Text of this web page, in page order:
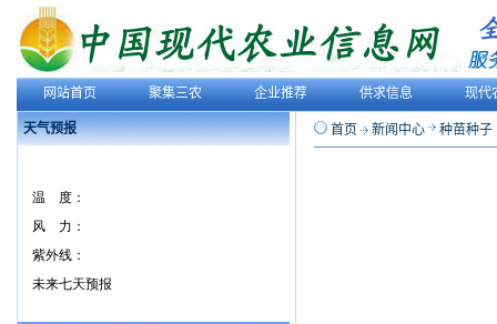
网站首页 聚集三农 企业推荐 供求信息 现代
天气预报 首页 新闻中心 种苗种子